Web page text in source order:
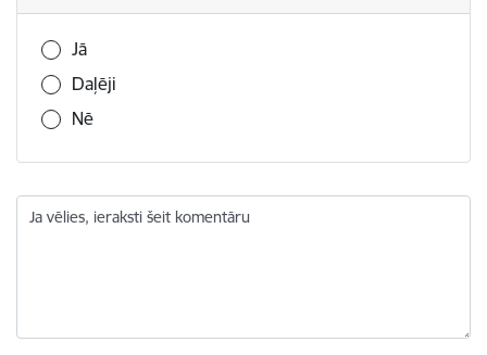
Vai šī informācija bija noderīga?
Jā
Daļēji
Nē
Ja vēlies, ieraksti šeit komentāru